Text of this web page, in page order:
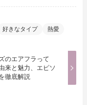
好きなタイプ 熱愛
のエアフラって
来と魅力、エピソ
徹底解説